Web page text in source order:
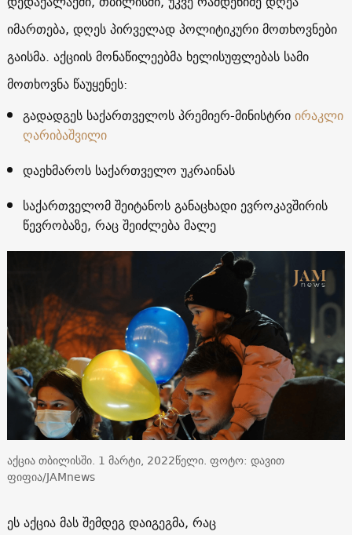
იმართება, დღეს პირველად პოლიტიკური მოთხოვნები
გაისმა. აქციის მონაწილეებმა ხელისუფლებას სამი
მოთხოვნა წაუყენეს:
გადადგეს საქართველოს პრემიერ-მინისტრიირაკლი
ღარიბაშვილი
დაეხმაროს საქართველო უკრაინას
საქართველომ შეიტანოს განაცხადი ევროკავშირის
წევრობაზე, რაც შეიძლება მალე
აქცია თბილისში. 1 მარტი, 2022წელი. ფოტო: დავით
ფიფია/JAMnews
ეს აქცია მას შემდეგ დაიგეგმა, რაც